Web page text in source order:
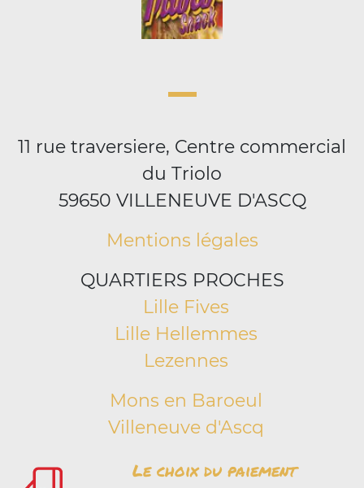
11 rue traversiere, Centre commercial
du Triolo
59650 VILLENEUVE D'ASCQ
Mentions légales
QUARTIERS PROCHES
Lille Fives
Lille Hellemmes
Lezennes
Mons en Baroeul
Villeneuve d'Ascq
Le choix du paiement